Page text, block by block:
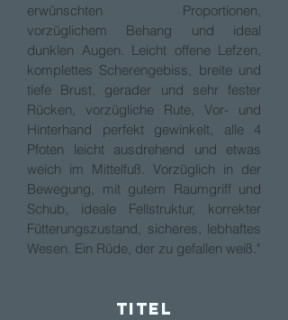
erwünschten Proportionen,
vorzüglichem Behang und ideal
dunklen Augen. Leicht offene Lefzen,
komplettes Scherengebiss, breite und
tiefe Brust, gerader und sehr fester
Rücken, vorzügliche Rute, Vor- und
Hinterhand perfekt gewinkelt, alle 4
Pfoten leicht ausdrehend und etwas
weich im Mittelfuß. Vorzüglich in der
Bewegung, mit gutem Raumgriff und
Schub, ideale Fellstruktur, korrekter
Fütterungszustand, sicheres, lebhaftes
Wesen. Ein Rüde, der zu gefallen weiß."
Titel